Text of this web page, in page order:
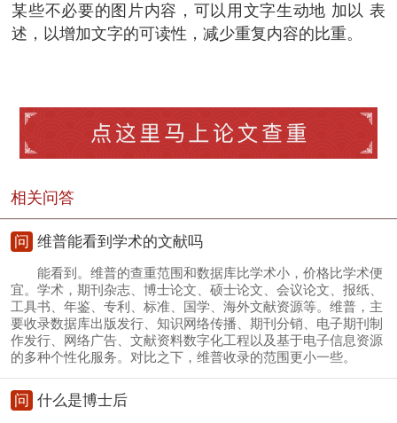
某些不必要的图片内容，可以用文字生动地 加以 表
述，以增加文字的可读性，减少重复内容的比重。
相关问答
问 维普能看到学术的文献吗
能看到。维普的查重范围和数据库比学术小，价格比学术便
宜。学术，期刊杂志、博士论文、硕士论文、会议论文、报纸、
工具书、年鉴、专利、标准、国学、海外文献资源等。维普，主
要收录数据库出版发行、知识网络传播、期刊分销、电子期刊制
作发行、网络广告、文献资料数字化工程以及基于电子信息资源
的多种个性化服务。对比之下，维普收录的范围更小一些。
问 什么是博士后